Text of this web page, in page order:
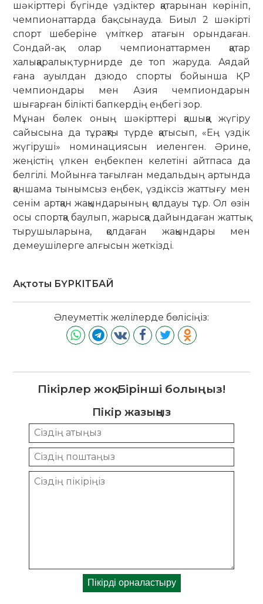
шәкірттері бүгінде үздіктер қатарынан көрініп,
чемпионаттарда бақ сынауда. Биыл 2 шәкірті
спорт шеберіне үміткер атағын орындаған.
Сондай-ақ олар чемпионаттармен қатар
халықаралық турнирде де топ жаруда. Аядай
ғана ауылдан дзюдо спорты бойынша ҚР
чемпиондары мен Азия чемпиондарын
шығарған білікті бапкердің еңбегі зор.
Мұнан бөлек оның шәкірттері қа­шық­қа жүгіру
сайысына да тұрақты түрде қатысып, «Ең үздік
жүгіруші» но­минациясын иеленген. Әрине,
жеңістің үлкен еңбекпен келетіні айтпаса да
белгілі. Мойынға тағылған медальдың артында
қаншама тынымсыз еңбек, үздіксіз жаттығу мен
сенім артқан жақындарының қол­дауы тұр. Ол өзін
осы спортқа бау­лып, жарысқа дайын­даған жаттық­
тыру­шыларына, қолдаған жақындары мен
демеушілерге алғысын жеткізді.
Ақтоты БҮРКІТБАЙ
Әлеуметтік желілерде бөлісіңіз:
Пікірлер жоқ. Бірінші болыңыз!
Пікір жазыңыз